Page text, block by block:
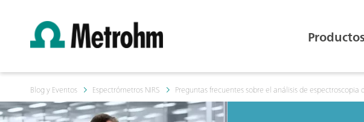
Blog y Eventos Espectrómetros NIRS Preguntas frecuentes sobre el análisis de espectroscopia